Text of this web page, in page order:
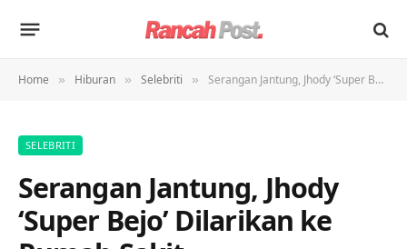
Home » Hiburan » Selebriti » Serangan Jantung, Jhody ‘Super Bejo’ Dilarikan ke Rumah Sakit
SELEBRITI
Serangan Jantung, Jhody
‘Super Bejo’ Dilarikan ke